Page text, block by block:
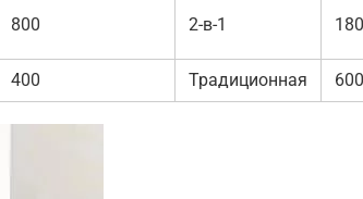
800 2-в-1
400 Традиционная